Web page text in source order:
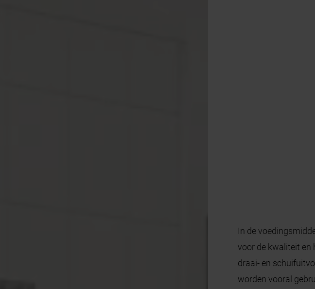
In de
voor de kwaliteit en
draai- en
worden vooral